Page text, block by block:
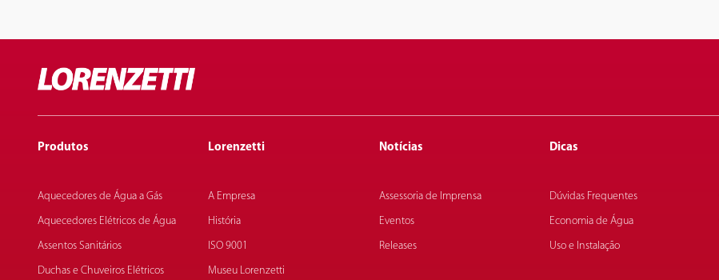
Produtos
Aquecedores de Água a Gás
Aquecedores Elétricos de Água
Assentos Sanitários
Duchas e Chuveiros Elétricos
Lorenzetti
A Empresa
História
ISO 9001
Museu Lorenzetti
Notícias
Assessoria de Imprensa
Eventos
Releases
Dicas
Dúvidas Frequentes
Economia de Água
Uso e Instalação